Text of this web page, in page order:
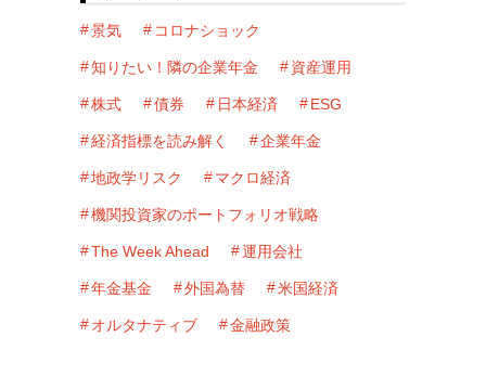
景気 コロナショック
知りたい！隣の企業年金 資産運用
株式 債券 日本経済 ESG
経済指標を読み解く 企業年金
地政学リスク マクロ経済
機関投資家のポートフォリオ戦略
The Week Ahead 運用会社
年金基金 外国為替 米国経済
オルタナティブ 金融政策